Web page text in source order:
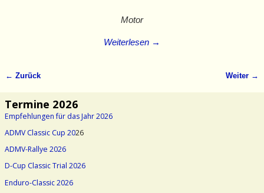
Motor
Weiterlesen →
← Zurück Weiter →
Termine 2026
Empfehlungen für das Jahr 2026
ADMV Classic Cup 2026
ADMV-Rallye 2026
D-Cup Classic Trial 2026
Enduro-Classic 2026